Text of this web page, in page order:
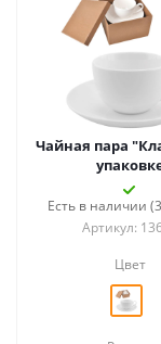
Чайная пара "Классика" в
Есть в наличии
Артикул:
Цвет